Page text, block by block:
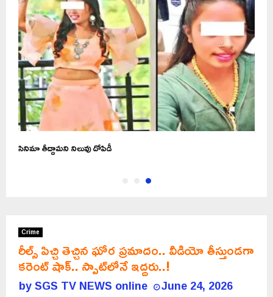
సినిమా తీద్దామని నిలువు దోపిడీ
Crime
రీల్స్ పిచ్చి తెచ్చిన ఘోర ప్రమాదం.. వీడియో తీస్తుండగా
కరెంట్ షాక్.. స్పాట్‌లోనే ఇద్దరు..!
bySGS TV NEWS online June 24, 2026